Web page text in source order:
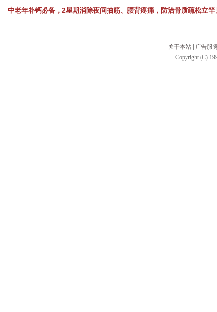
中老年补钙必备，2星期消除夜间抽筋、腰背疼痛，防治骨质疏松立竿
关于本站
广告服
Copyright (C)